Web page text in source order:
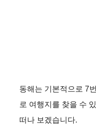
동해는 기본적으로 7
로 여행지를 찾을 수
떠나 보겠습니다.